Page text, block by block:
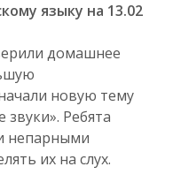
языку на 13.02
домашнее
новую тему
звуки». Ребята
непарными
их на слух.